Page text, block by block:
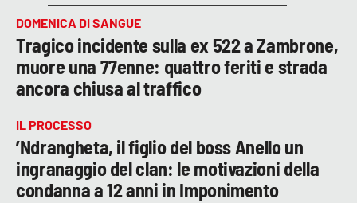
DOMENICA DI SANGUE
Tragico incidente sulla ex 522 a Zambrone,
muore una 77enne: quattro feriti e strada
ancora chiusa al traffico
IL PROCESSO
’Ndrangheta, il figlio del boss Anello un
ingranaggio del clan: le motivazioni della
condanna a 12 anni in Imponimento